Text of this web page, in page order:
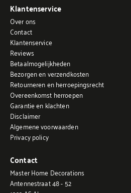
Klantenservice
Over ons
Contact
Klantenservice
Reviews
Betaalmogelijkheden
Bezorgen en verzendkosten
Retourneren en herroepingsrecht
Overeenkomst herroepen
Garantie en klachten
Disclaimer
Algemene voorwaarden
Privacy policy
Contact
Master Home Decorations
Antennestraat 48 - 52